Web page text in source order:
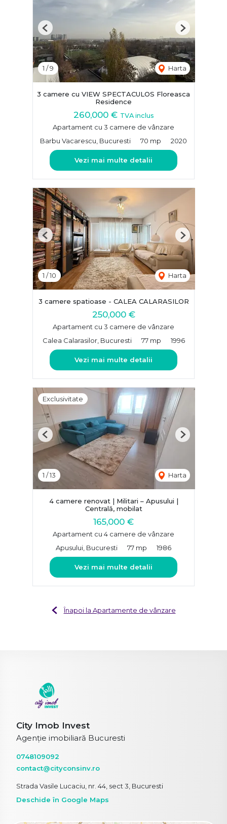
1 /9 Harta
Previous Next
3 camere cu VIEW SPECTACULOS Floreasca
Residence
260,000 € TVA inclus
Apartament cu 3 camere de vânzare
Barbu Vacarescu, Bucuresti
70 mp 2020
Vezi mai multe detalii
1 /10 Harta
Previous Next
3 camere spatioase - CALEA CALARASILOR
250,000 €
Apartament cu 3 camere de vânzare
Calea Calarasilor, Bucuresti
77 mp 1996
Vezi mai multe detalii
Exclusivitate
1 /13 Harta
Previous Next
4 camere renovat | Militari – Apusului |
Centrală, mobilat
165,000 €
Apartament cu 4 camere de vânzare
Apusului, Bucuresti
77 mp 1986
Vezi mai multe detalii
Înapoi la Apartamente de vânzare
City Imob Invest
Agenție imobiliară Bucuresti
0748109092
contact@cityconsinv.ro
Strada Vasile Lucaciu, nr. 44, sect 3, Bucuresti
Deschide în Google Maps